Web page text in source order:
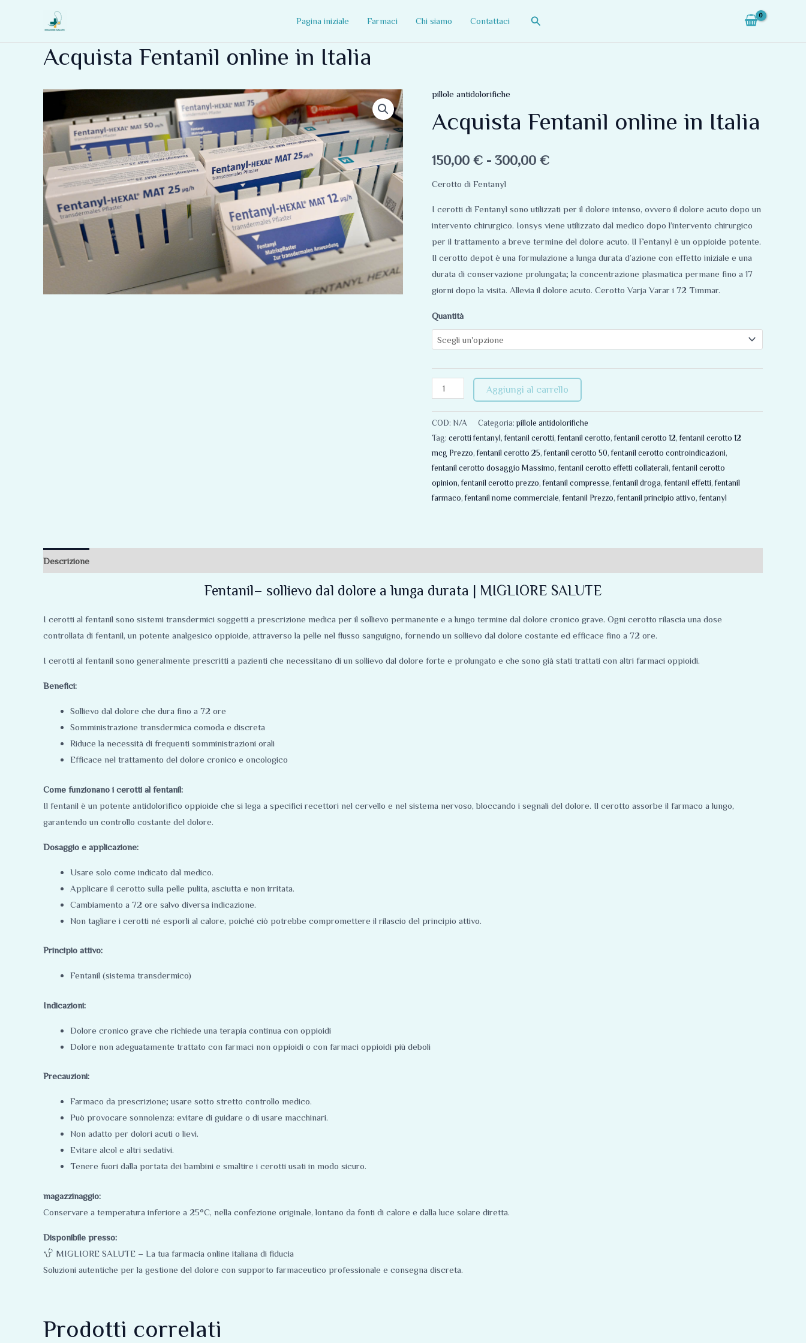
contenuto
Pagina iniziale Farmaci Chi siamo Contattaci Cerca
Acquista Fentanil online in Italia
pillole antidolorifiche
Acquista Fentanil online in Italia
150,00 € - 300,00 €
di
a
300,00 €
Cerotto di Fentanyl
I cerotti di Fentanyl sono utilizzati per il dolore intenso, ovvero il dolore acuto dopo un
intervento chirurgico. Ionsys viene utilizzato dal medico dopo l’intervento chirurgico
per il trattamento a breve termine del dolore acuto. Il Fentanyl è un oppioide potente.
Il cerotto depot è una formulazione a lunga durata d’azione con effetto iniziale e una
durata di conservazione prolungata; la concentrazione plasmatica permane fino a 17
giorni dopo la visita. Allevia il dolore acuto. Cerotto Varja Varar i 72 Timmar.
Quantità
Acquista
Fentanil
online
Italia
Aggiungi al carrello
COD: N/A Categoria:pillole antidolorifiche
Tag: cerotti fentanyl,fentanil cerotti,fentanil cerotto,fentanil cerotto 12,fentanil cerotto 12
mcg Prezzo,fentanil cerotto 25,fentanil cerotto 50,fentanil cerotto controindicazioni,
fentanil cerotto dosaggio Massimo,fentanil cerotto effetti collaterali,fentanil cerotto
opinion,fentanil cerotto prezzo,fentanil compresse,fentanil droga,fentanil effetti,fentanil
farmaco,fentanil nome commerciale,fentanil Prezzo,fentanil principio attivo,fentanyl
Descrizione
Fentanil– sollievo dal dolore a lunga durata | MIGLIORE SALUTE
I cerotti al fentanil sono sistemi transdermici soggetti a prescrizione medica per il sollievo permanente e a lungo termine dal dolore cronico grave. Ogni cerotto rilascia una dose
controllata di fentanil, un potente analgesico oppioide, attraverso la pelle nel flusso sanguigno, fornendo un sollievo dal dolore costante ed efficace fino a 72 ore.
I cerotti al fentanil sono generalmente prescritti a pazienti che necessitano di un sollievo dal dolore forte e prolungato e che sono già stati trattati con altri farmaci oppioidi.
Benefici:
Sollievo dal dolore che dura fino a 72 ore
Somministrazione transdermica comoda e discreta
Riduce la necessità di frequenti somministrazioni orali
Efficace nel trattamento del dolore cronico e oncologico
Come funzionano i cerotti al fentanil:
Il fentanil è un potente antidolorifico oppioide che si lega a specifici recettori nel cervello e nel sistema nervoso, bloccando i segnali del dolore. Il cerotto assorbe il farmaco a lungo,
garantendo un controllo costante del dolore.
Dosaggio e applicazione:
Usare solo come indicato dal medico.
Applicare il cerotto sulla pelle pulita, asciutta e non irritata.
Cambiamento a 72 ore salvo diversa indicazione.
Non tagliare i cerotti né esporli al calore, poiché ciò potrebbe compromettere il rilascio del principio attivo.
Principio attivo:
Fentanil (sistema transdermico)
Indicazioni:
Dolore cronico grave che richiede una terapia continua con oppioidi
Dolore non adeguatamente trattato con farmaci non oppioidi o con farmaci oppioidi più deboli
Precauzioni:
Farmaco da prescrizione; usare sotto stretto controllo medico.
Può provocare sonnolenza: evitare di guidare o di usare macchinari.
Non adatto per dolori acuti o lievi.
Evitare alcol e altri sedativi.
Tenere fuori dalla portata dei bambini e smaltire i cerotti usati in modo sicuro.
magazzinaggio:
Conservare a temperatura inferiore a 25°C, nella confezione originale, lontano da fonti di calore e dalla luce solare diretta.
Disponibile presso:
MIGLIORE SALUTE – La tua farmacia online italiana di fiducia
Soluzioni autentiche per la gestione del dolore con supporto farmaceutico professionale e consegna discreta.
Prodotti correlati